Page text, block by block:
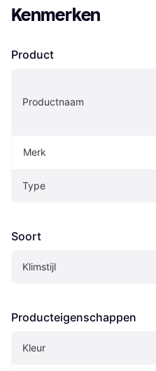
Kenmerken
Product
Productnaam
Merk
Type
Soort
Klimstijl
Producteigenschappen
Kleur